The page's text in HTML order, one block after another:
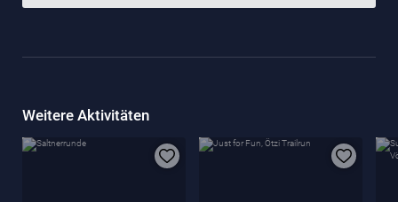
Weitere Aktivitäten